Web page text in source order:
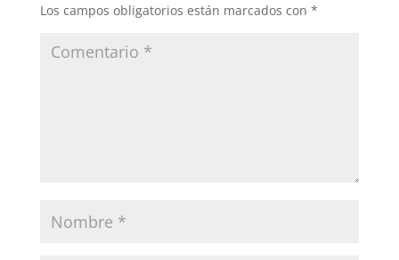
Los campos obligatorios están marcados con *